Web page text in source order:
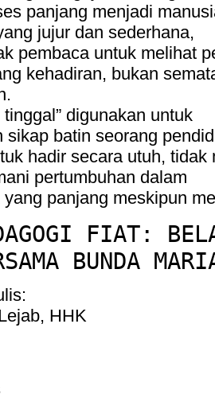
panjang menjadi
jujur dan sederhana,
pembaca untuk melihat
kehadiran, bukan
digunakan untuk
sikap batin seorang
hadir secara utuh, tidak
pertumbuhan dalam
panjang meskipun
FIAT:
BUNDA
HHK